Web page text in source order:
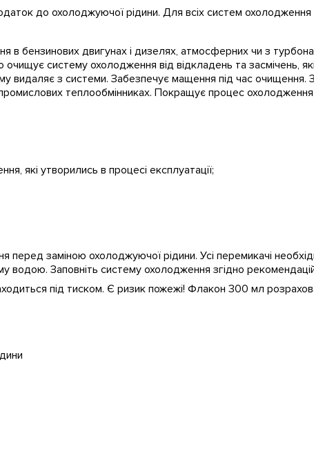
до охолоджуючої рідини. Для всіх систем
в бензинових двигунах і дизелях, атмосферних чи з
очищує систему охолодження від відкладень та засмічень,
видаляє з системи. Забезпечує мащення під час очищення.
теплообмінниках. Покращує процес
які утворились в процесі експлуатації;
заміною охолоджуючої рідини. Усі перемикачі
водою. Заповніть систему охолодження згідно
під тиском. Є ризик пожежі! Флакон 300 мл